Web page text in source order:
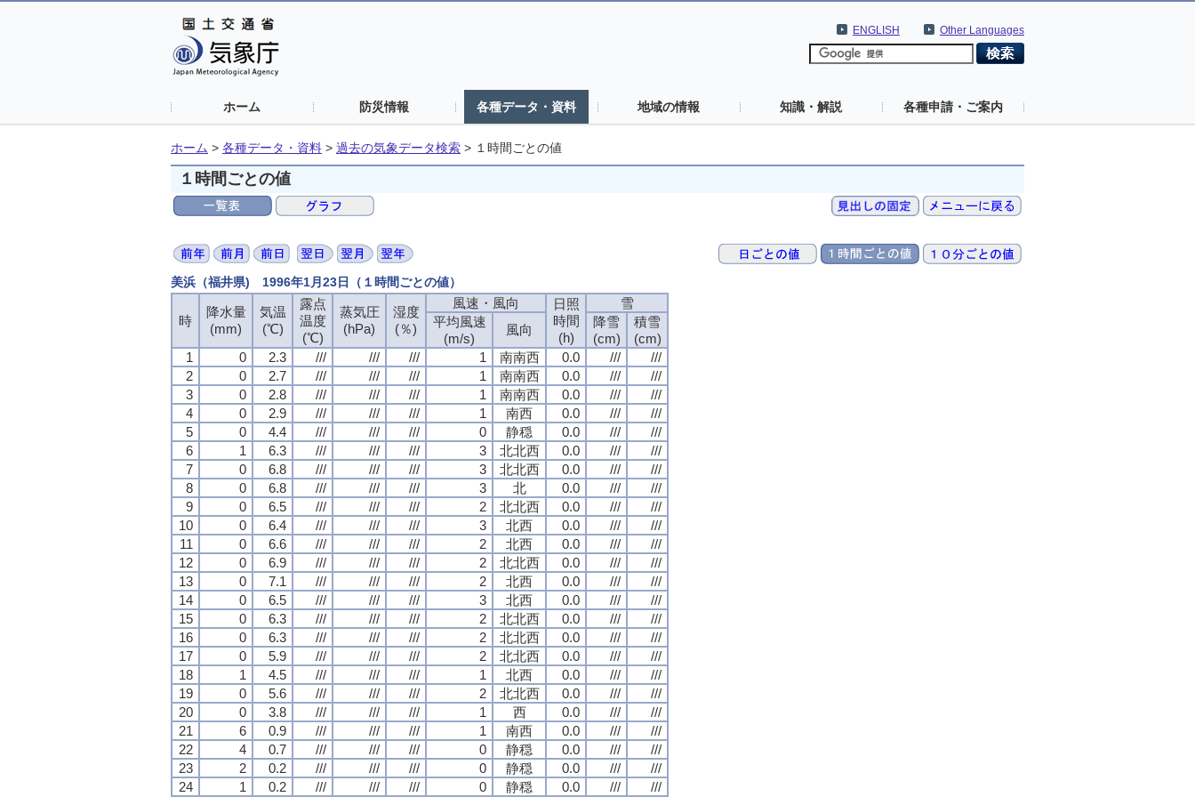
Other Languages
ENGLISH
ホーム 防災情報 各種データ・資料 地域の情報 知識・解説 各種申請・ご案内
ホーム > 各種データ・資料 > 過去の気象データ検索 > １時間ごとの値
１時間ごとの値
美浜（福井県) 1996年1月23日（１時間ごとの値）
時
降水量
(mm)
気温
(℃)
露点
温度
(℃)
蒸気圧
(hPa)
湿度
(％)
風速・風向
日照
時間
(h)
雪
平均風速
(m/s)
風向
降雪
(cm)
積雪
(cm)
1
0 2.3 /// /// /// 1 南南西 0.0 ///
///
2
0 2.7 /// /// /// 1 南南西 0.0 ///
///
3
0 2.8 /// /// /// 1 南南西 0.0 ///
///
4
0 2.9 /// /// /// 1 南西 0.0 ///
///
5
0 4.4 /// /// /// 0 静穏 0.0 ///
///
6
1 6.3 /// /// /// 3 北北西 0.0 ///
///
7
0 6.8 /// /// /// 3 北北西 0.0 ///
///
8
0 6.8 /// /// /// 3 北 0.0 ///
///
9
0 6.5 /// /// /// 2 北北西 0.0 ///
///
10
0 6.4 /// /// /// 3 北西 0.0 ///
///
11
0 6.6 /// /// /// 2 北西 0.0 ///
///
12
0 6.9 /// /// /// 2 北北西 0.0 ///
///
13
0 7.1 /// /// /// 2 北西 0.0 ///
///
14
0 6.5 /// /// /// 3 北西 0.0 ///
///
15
0 6.3 /// /// /// 2 北北西 0.0 ///
///
16
0 6.3 /// /// /// 2 北北西 0.0 ///
///
17
0 5.9 /// /// /// 2 北北西 0.0 ///
///
18
1 4.5 /// /// /// 1 北西 0.0 ///
///
19
0 5.6 /// /// /// 2 北北西 0.0 ///
///
20
0 3.8 /// /// /// 1 西 0.0 ///
///
21
6 0.9 /// /// /// 1 南西 0.0 ///
///
22
4 0.7 /// /// /// 0 静穏 0.0 ///
///
23
2 0.2 /// /// /// 0 静穏 0.0 ///
///
24
1 0.2 /// /// /// 0 静穏 0.0 /// ///